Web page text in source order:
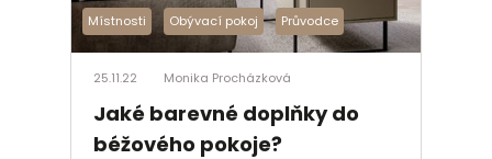
Místnosti Obývací pokoj Průvodce
25.11.22 Monika Procházková
Jaké barevné doplňky do
béžového pokoje?